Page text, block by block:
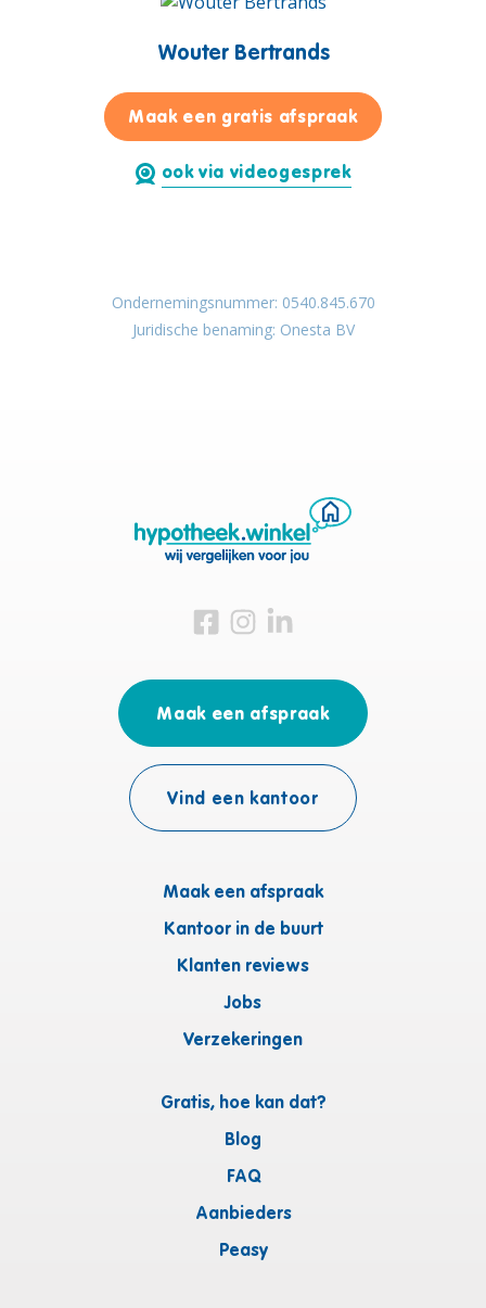
Wouter Bertrands
Maak een gratis afspraakvoor Wouter
ook via videogesprek
Ondernemingsnummer: 0540.845.670
Juridische benaming: Onesta BV
Bezoek ons op Facebook
Bezoek ons op Instagram
Bezoek ons op Linkedin
Maak een afspraak
Kantoor in de buurt
Klanten reviews
Jobs
Verzekeringen
Gratis, hoe kan dat?
Blog
FAQ
Aanbieders
Peasy
Maak een afspraak
Vind een kantoor